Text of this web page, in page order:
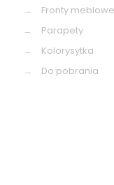
→
Fronty meblowe
→
Parapety
→
Kolorysytka
→
Do pobrania